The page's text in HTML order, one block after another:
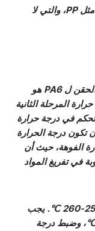
الخطوة عن بعض المواد البلاستيكية الأخرى مثل PP، والتي لا
: نطاق درجة الحرارة العادية لقولبة الحقن ل PA6 هو
المرحلة الثانية
مع التحكم في درجة حرارة
يجب أن تكون درجة الحرارة
درجة حرارة الفوهة، حيث أن
في تفريغ المواد
PA66: تبلغ درجة انصهار PA66 حوالي 255-260 ℃. يجب
درجة حرارة الفوهة إلى 265-275 ℃، وضبط درجة